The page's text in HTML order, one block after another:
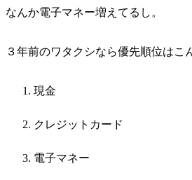
なんか電子マネー増えてるし。
３年前のワタクシなら優先順位はこ
現金
クレジットカード
電子マネー